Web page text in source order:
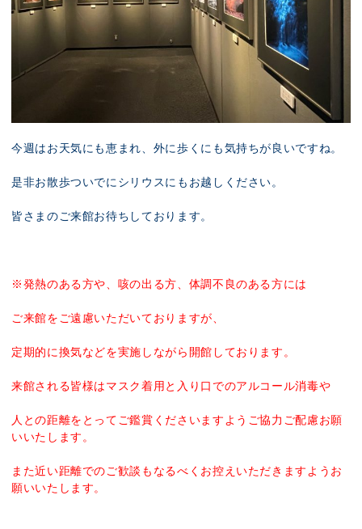
今週はお天気にも恵まれ、外に歩くにも気持ちが良いですね。
是非お散歩ついでにシリウスにもお越しください。
皆さまのご来館お待ちしております。
※発熱のある方や、咳の出る方、体調不良のある方には
ご来館をご遠慮いただいておりますが、
定期的に換気などを実施しながら開館しております。
来館される皆様はマスク着用と入り口でのアルコール消毒や
人との距離をとってご鑑賞くださいますようご協力ご配慮お願
いいたします。
また近い距離でのご歓談もなるべくお控えいただきますようお
願いいたします。